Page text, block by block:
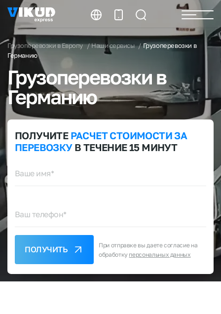
Грузоперевозки в Европу Наши сервисы
Грузоперевозки в
Германию
Грузоперевозкив
Германию
ПОЛУЧИТЕ РАСЧЕТСТОИМОСТИЗА
ПЕРЕВОЗКУВ ТЕЧЕНИЕ 15 МИНУТ
Ваше имя*
Ваш телефон*
ПОЛУЧИТЬ
При отправке вы даете согласие на
обработку персональных данных